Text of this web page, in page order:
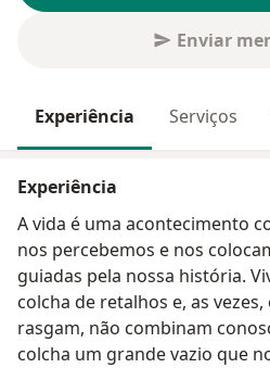
Enviar
Experiência Serviços
Experiência
A vida é uma acontecimento
nos percebemos e nos
guiadas pela nossa história.
colcha de retalhos e, as
rasgam, não combinam
colcha um grande vazio que